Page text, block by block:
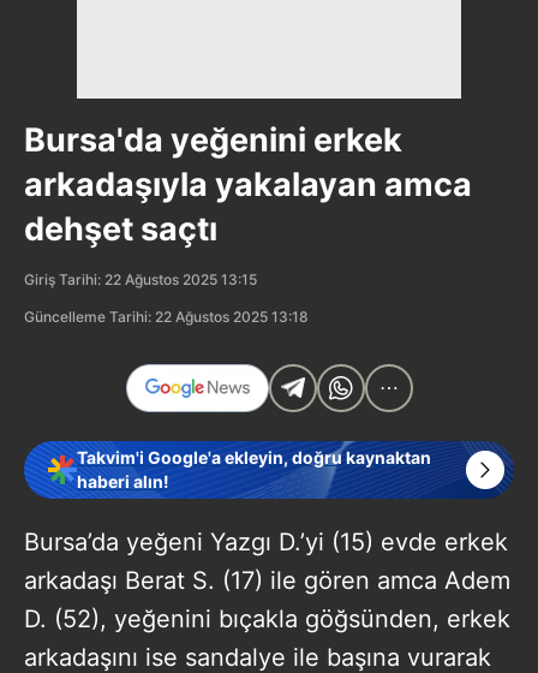
Bursa'da yeğenini erkek
arkadaşıyla yakalayan amca
dehşet saçtı
Giriş Tarihi: 22 Ağustos 2025 13:15
Güncelleme Tarihi: 22 Ağustos 2025 13:18
Takvim'i Google'a ekleyin, doğru kaynaktan
haberi alın!
Bursa’da yeğeni Yazgı D.’yi (15) evde erkek
arkadaşı Berat S. (17) ile gören amca Adem
D. (52), yeğenini bıçakla göğsünden, erkek
arkadaşını ise sandalye ile başına vurarak